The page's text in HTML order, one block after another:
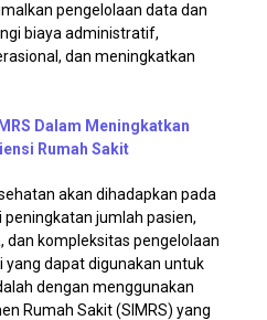
pengelolaan data dan
biaya administratif,
dan meningkatkan
Dalam Meningkatkan
Rumah Sakit
akan dihadapkan pada
jumlah pasien,
dan kompleksitas pengelolaan
yang dapat digunakan untuk
dengan menggunakan
Rumah Sakit (SIMRS) yang